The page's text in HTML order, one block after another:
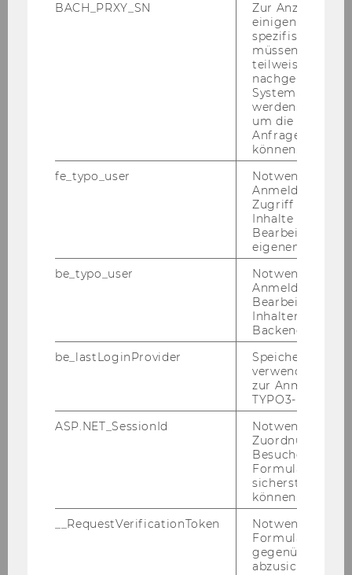
Finanzbildung von Frauen
Wie investiert Österreich?
Lehr­pro­jek­te
Das sind vier un­se­rer Lehr­pro­jek­te. Um alle
fol­gen Sie bitte dem Link zu
BACH_PRXY_SN
Zur Anzeige von
einigen WU-
spezifischen
müssen
teilweise von
nachgelagerten
System
werden.
um die Antwort
Anfrage
können.
fe_typo_user
Notwendig für
Anmeldung und
Zugriff auf
Inhalte oder zur
Bearbeitung des
eigenen Profils.
be_typo_user
Notwendig für
Anmeldung und
Bearbeitung von
Inhalten im
Backend.
be_lastLoginProvider
Speichert die
verwendete
zur Anmeldung
TYPO3-Backend.
ASP.NET_SessionId
Notwendig, um
Zuordnung von
Besucher zu
sicherstellen zu
können.
__RequestVerificationToken
Notwendig, um
gegenüber
abzusichern.